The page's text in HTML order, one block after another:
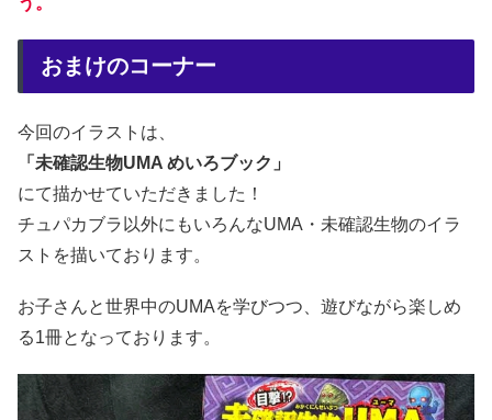
おまけのコーナー
今回のイラストは、
「未確認生物UMA めいろブック」
にて描かせていただきました！
チュパカブラ以外にもいろんなUMA・未確認生物のイラ
ストを描いております。
お子さんと世界中のUMAを学びつつ、遊びながら楽しめ
る1冊となっております。